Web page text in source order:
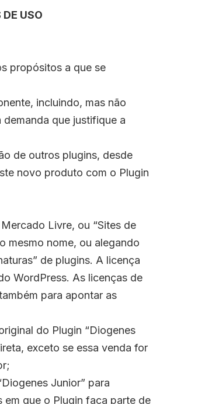
USO
propósitos a que se
incluindo, mas não
que justifique a
de outros plugins, desde
novo produto com o Plugin
Livre, ou “Sites de
mesmo nome, ou alegando
de plugins. A licença
WordPress. As licenças de
para apontar as
do Plugin “Diogenes
exceto se essa venda for
Junior” para
que o Plugin faça parte de